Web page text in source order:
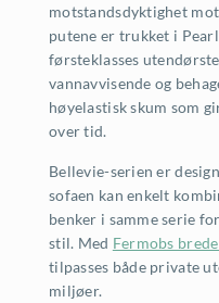
motstandsdyktighet
putene er trukket i
førsteklasses
vannavvisende og
høyelastisk skum som
over tid.
Bellevie-serien er
sofaen kan enkelt
benker i samme serie
stil. Med Fermobs
tilpasses både private
miljøer.